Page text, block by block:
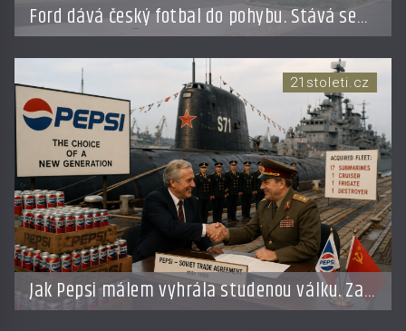
Ford dává český fotbal do pohybu. Stává se
novým partnerem FAČR
Jak Pepsi málem vyhrála studenou válku. Za
limonádu dostala ponorky i křižník
21stoleti.cz